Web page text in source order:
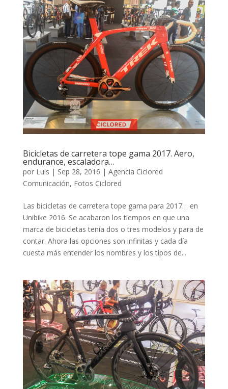
Bicicletas de carretera tope gama 2017. Aero,
endurance, escaladora…
por Luis | Sep 28, 2016 | Agencia Ciclored
Comunicación, Fotos Ciclored
Las bicicletas de carretera tope gama para 2017… en
Unibike 2016. Se acabaron los tiempos en que una
marca de bicicletas tenía dos o tres modelos y para de
contar. Ahora las opciones son infinitas y cada día
cuesta más entender los nombres y los tipos de...